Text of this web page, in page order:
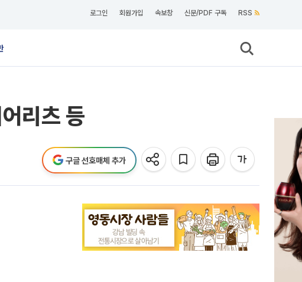
로그인 회원가입 속보창 신문/PDF 구독 RSS
리츠 등
구글 선호매체 추가